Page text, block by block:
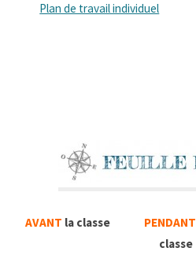
Plan de travail individuel
AVANT la classe PENDANT
classe